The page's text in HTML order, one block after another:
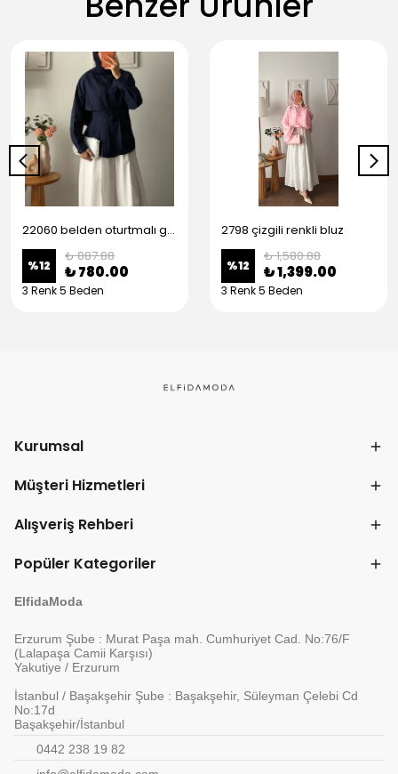
22060 belden oturtmalı gömlek
%12
₺ 887.88
₺ 780.00
3 Renk 5 Beden
2798 çizgili renkli bluz
%12
₺ 1,580.88
₺ 1,399.00
3 Renk 5 Beden
Kurumsal
Müşteri Hizmetleri
Alışveriş Rehberi
Popüler Kategoriler
ElfidaModa
Erzurum Şube : Murat Paşa mah. Cumhuriyet Cad. No:76/F
(Lalapaşa Camii Karşısı)
Yakutiye / Erzurum
İstanbul / Başakşehir Şube : Başakşehir, Süleyman Çelebi Cd
No:17d
Başakşehir/İstanbul
0442 238 19 82